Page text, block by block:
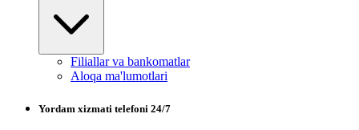
Filiallar va bankomatlar
Aloqa ma'lumotlari
Yordam xizmati telefoni 24/7